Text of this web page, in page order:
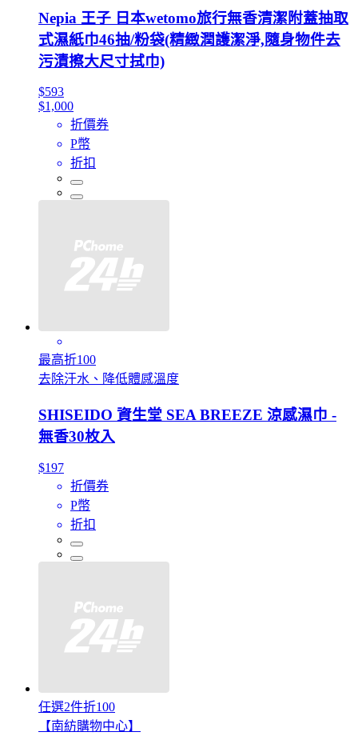
Nepia 王子 日本wetomo旅行無香清潔附蓋抽取
式濕紙巾46抽/粉袋(精緻潤護潔淨,隨身物件去
污漬擦大尺寸拭巾)
$593
$1,000
折價券
P幣
折扣
最高折100
去除汗水、降低體感溫度
SHISEIDO 資生堂 SEA BREEZE 涼感濕巾 -
無香30枚入
$197
折價券
P幣
折扣
任選2件折100
【南紡購物中心】